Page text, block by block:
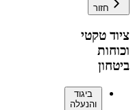
חזור
ציוד טקטי
וכוחות
ביטחון
ביגוד
והנעלה